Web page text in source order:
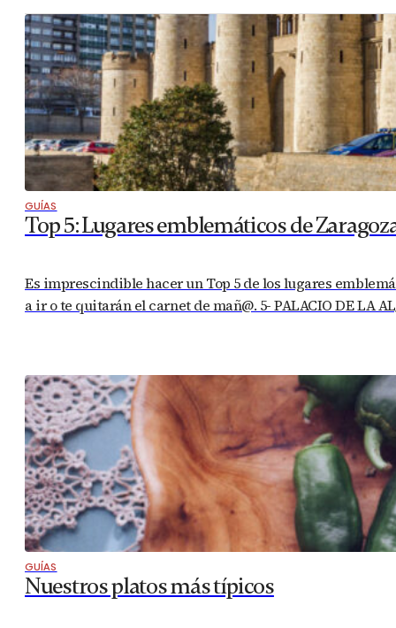
GUÍAS
Top 5: Lugares emblemáticos de
Es imprescindible hacer un Top 5 de los lugares
a ir o te quitarán el carnet de mañ@. 5- PALACIO DE LA
GUÍAS
Nuestros platos más típicos